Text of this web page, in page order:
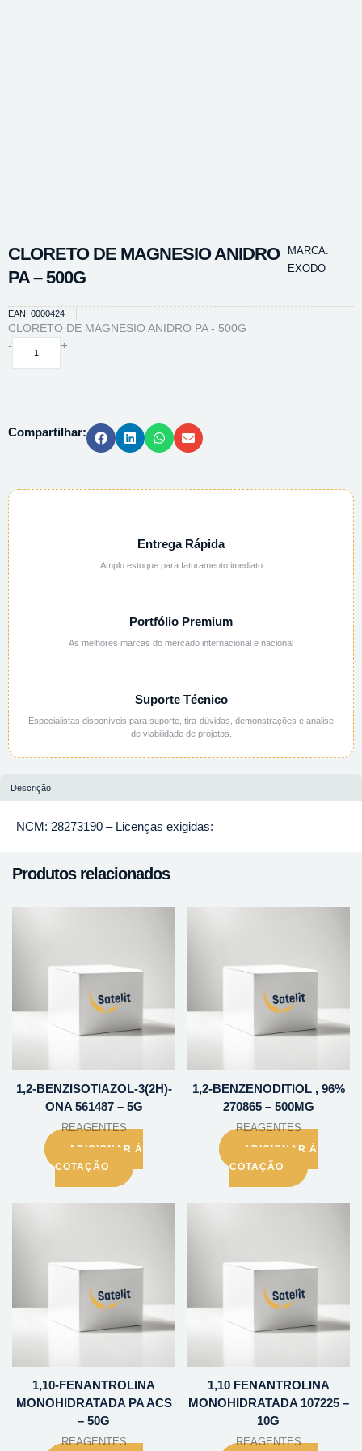
CLORETO DE MAGNESIO ANIDRO
PA – 500G
MARCA:
EXODO
EAN: 0000424
CLORETO DE MAGNESIO ANIDRO PA - 500G
-
CLORETO
-
+
Compartilhar:
Entrega Rápida
Amplo estoque para faturamento imediato
Portfólio Premium
As melhores marcas do mercado internacional e nacional
Suporte Técnico
Especialistas disponíveis para suporte, tira-dúvidas, demonstrações e análise
de viabilidade de projetos.
Descrição
NCM: 28273190 – Licenças exigidas:
Produtos relacionados
1,2-BENZISOTIAZOL-3(2H)-
ONA 561487 – 5G
REAGENTES
ADICIONAR À
COTAÇÃO
1,2-BENZENODITIOL , 96%
270865 – 500MG
REAGENTES
ADICIONAR À
COTAÇÃO
1,10-FENANTROLINA
MONOHIDRATADA PA ACS
– 50G
REAGENTES
1,10 FENANTROLINA
MONOHIDRATADA 107225 –
10G
REAGENTES